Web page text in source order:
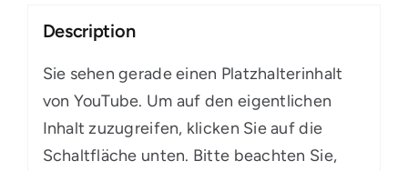
Description
Sie sehen gerade einen Platzhalterinhalt
von YouTube. Um auf den eigentlichen
Inhalt zuzugreifen, klicken Sie auf die
Schaltfläche unten. Bitte beachten Sie,